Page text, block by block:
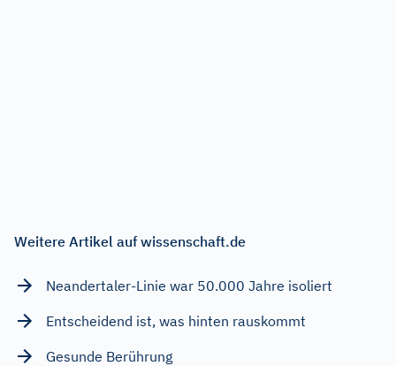
Weitere Artikel auf wissenschaft.de
Neandertaler-Linie war 50.000 Jahre isoliert
Entscheidend ist, was hinten rauskommt
Gesunde Berührung